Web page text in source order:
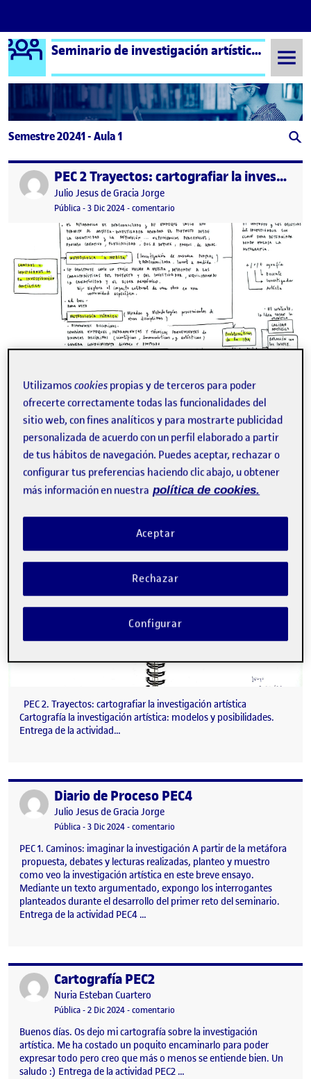
Saltar al contenido
Logo Ágora Seminario de investigación artística – Aula 1
Semestre 20241 - Aula 1
Publicado por PEC 2 Trayectos: cartografiar la investigación artística
Publicado por
Julio Jesus de Gracia Jorge
Visibilidad:
Pública-Fecha de publicación
3 Dic 2024-comentario
PEC 2. Trayectos: cartografiar la investigación artística Entrega
de la actividad PEC2 …
Publicado porDiario de Proceso PEC4
Publicado por
Julio Jesus de Gracia Jorge
PEC 2. Trayectos: cartografiar la investigación artística
Cartografía la investigación artística: modelos y posibilidades.
Entrega de la actividad…
Publicado porDiario de Proceso PEC4
Publicado por
Julio Jesus de Gracia Jorge
Visibilidad:
Pública-Fecha de publicación
3 Dic 2024-comentario
PEC 1. Caminos: imaginar la investigación A partir de la metáfora
propuesta, debates y lecturas realizadas, planteo y muestro
como veo la investigación artística en este breve ensayo.
Mediante un texto argumentado, expongo los interrogantes
planteados durante el desarrollo del primer reto del seminario.
Entrega de la actividad PEC4 …
Publicado porCartografía PEC2
Publicado por
Nuria Esteban Cuartero
Visibilidad:
Pública-Fecha de publicación
2 Dic 20242 diciembre, 2024 11:54 am
-comentario
Buenos días. Os dejo mi cartografía sobre la investigación
artística. Me ha costado un poquito encaminarlo para poder
expresar todo pero creo que más o menos se entiende bien. Un
saludo :) Entrega de la actividad PEC2 …
Utilizamoscookies propias y de terceros para poder
ofrecerte correctamente todas las funcionalidades del
sitio web, con fines analíticos y para mostrarte publicidad
personalizada de acuerdo con un perfil elaborado a partir
de tus hábitos de navegación. Puedes aceptar, rechazar o
configurar tus preferencias haciendo clic abajo, u obtener
más información en nuestra política de cookies.
Rechazar
Aceptar
Configurar